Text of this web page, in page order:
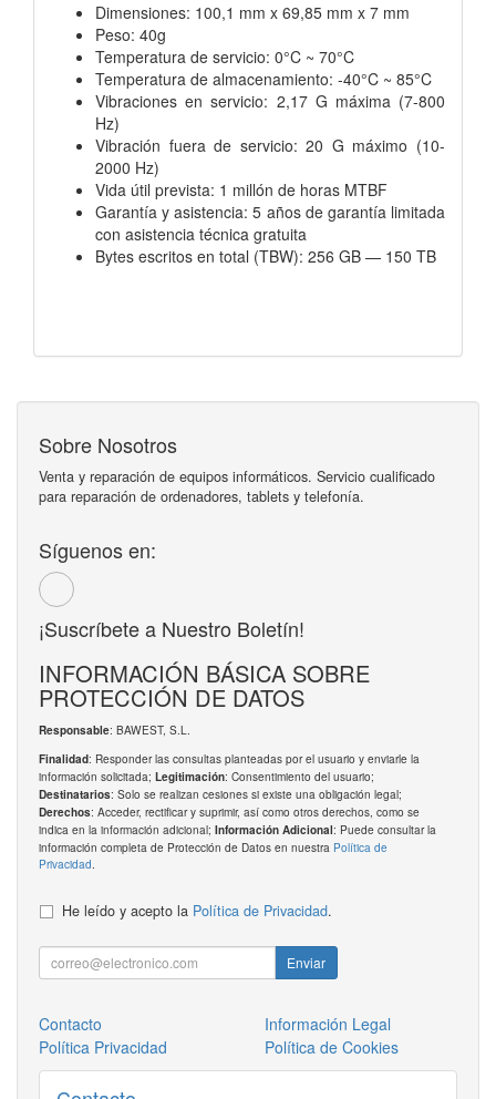
Dimensiones: 100,1 mm x 69,85 mm x 7 mm
Peso: 40g
Temperatura de servicio: 0°C ~ 70°C
Temperatura de almacenamiento: -40°C ~ 85°C
Vibraciones en servicio: 2,17 G máxima (7-800
Hz)
Vibración fuera de servicio: 20 G máximo (10-
2000 Hz)
Vida útil prevista: 1 millón de horas MTBF
Garantía y asistencia: 5 años de garantía limitada
con asistencia técnica gratuita
Bytes escritos en total (TBW): 256 GB — 150 TB
Sobre Nosotros
Venta y reparación de equipos informáticos. Servicio cualificado
para reparación de ordenadores, tablets y telefonía.
Síguenos en:
¡Suscríbete a Nuestro Boletín!
INFORMACIÓN BÁSICA SOBRE
PROTECCIÓN DE DATOS
Responsable: BAWEST, S.L.
Finalidad: Responder las consultas planteadas por el usuario y enviarle la
información solicitada; Legitimación: Consentimiento del usuario;
Destinatarios: Solo se realizan cesiones si existe una obligación legal;
Derechos: Acceder, rectificar y suprimir, así como otros derechos, como se
indica en la información adicional; Información Adicional: Puede consultar la
información completa de Protección de Datos en nuestra Política de
Privacidad
He leído y acepto la Política de Privacidad.
Enviar
Contacto
Información Legal
Política Privacidad
Política de Cookies